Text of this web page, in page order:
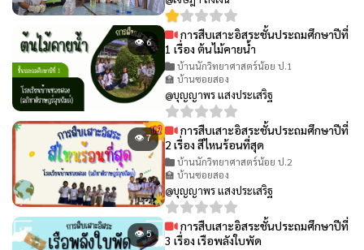
👁 6
การสืบเสาะอิสระชั้นประถมศึกษาปีที่
1 เรื่อง ต้นไม้คายน้ำ
บ้านนักวิทยาศาสตร์น้อย ป.1
🏫 บ้านซอยสอง
@บุญญาพร แสงประเสริฐ
👁 7
การสืบเสาะอิสระชั้นประถมศึกษาปีที่
2 เรื่อง สีไหนร้อนที่สุด
บ้านนักวิทยาศาสตร์น้อย ป.2
🏫 บ้านซอยสอง
@บุญญาพร แสงประเสริฐ
👁 5
การสืบเสาะอิสระชั้นประถมศึกษาปีที่
3 เรื่อง เรือพลังใบพัด